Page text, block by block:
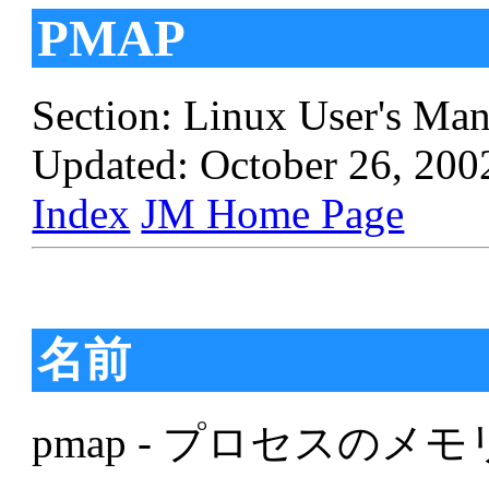
PMAP
Section: Linux User's
Updated: October 26,
Index JM Home Page
名前
pmap - プロセスのメ